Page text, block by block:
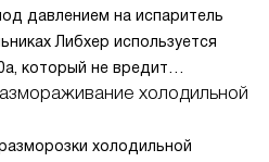
давлением на испаритель
Либхер используется
который не вредит
перегоняет его
по принципу насоса. Чем
тем качественнее
холодильной
холодильной